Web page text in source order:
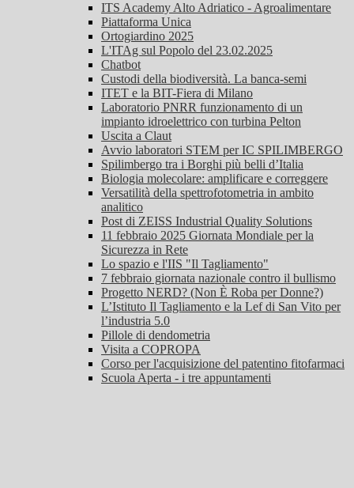
ITS Academy Alto Adriatico - Agroalimentare
Piattaforma Unica
Ortogiardino 2025
L'ITAg sul Popolo del 23.02.2025
Chatbot
Custodi della biodiversità. La banca-semi
ITET e la BIT-Fiera di Milano
Laboratorio PNRR funzionamento di un
impianto idroelettrico con turbina Pelton
Uscita a Claut
Avvio laboratori STEM per IC SPILIMBERGO
Spilimbergo tra i Borghi più belli d’Italia
Biologia molecolare: amplificare e correggere
Versatilità della spettrofotometria in ambito
analitico
Post di ZEISS Industrial Quality Solutions
11 febbraio 2025 Giornata Mondiale per la
Sicurezza in Rete
Lo spazio e l'IIS "Il Tagliamento"
7 febbraio giornata nazionale contro il bullismo
Progetto NERD? (Non È Roba per Donne?)
L’Istituto Il Tagliamento e la Lef di San Vito per
l’industria 5.0
Pillole di dendometria
Visita a COPROPA
Corso per l'acquisizione del patentino fitofarmaci
Scuola Aperta - i tre appuntamenti